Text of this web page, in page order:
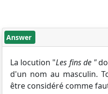
Answer
La locution "Les fins de "
d'un nom au masculin.
être considéré comme